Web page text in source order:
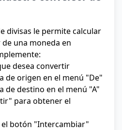
divisas le permite calcular
una moneda en
desea convertir
de origen en el menú "De"
de destino en el menú "A"
para obtener el
el botón "Intercambiar"